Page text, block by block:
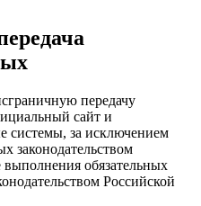
передачу
сайт и
системы, за исключением
законодательством
обязательных
Российской